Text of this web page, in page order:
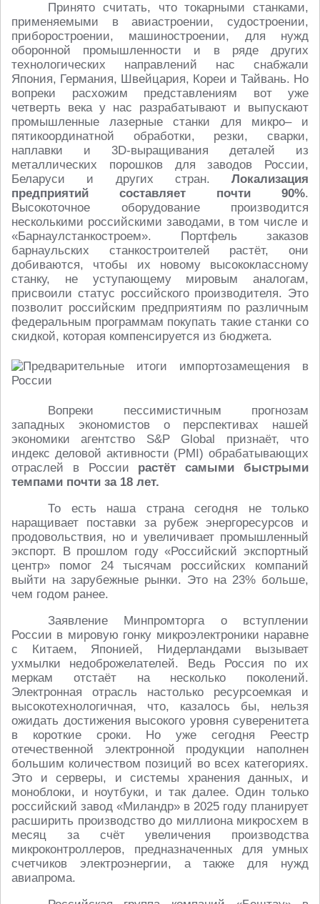
Принято считать, что токарными станками,
применяемыми в авиастроении, судостроении,
приборостроении, машиностроении, для нужд
оборонной промышленности и в ряде других
технологических направлений нас снабжали
Япония, Германия, Швейцария, Кореи и Тайвань. Но
вопреки расхожим представлениям вот уже
четверть века у нас разрабатывают и выпускают
промышленные лазерные станки для микро– и
пятикоординатной обработки, резки, сварки,
наплавки и 3D-выращивания деталей из
металлических порошков для заводов России,
Беларуси и других стран. Локализация
предприятий составляет почти 90%.
Высокоточное оборудование производится
несколькими российскими заводами, в том числе и
«Барнаулстанкостроем». Портфель заказов
барнаульских станкостроителей растёт, они
добиваются, чтобы их новому высококлассному
станку, не уступающему мировым аналогам,
присвоили статус российского производителя. Это
позволит российским предприятиям по различным
федеральным программам покупать такие станки со
скидкой, которая компенсируется из бюджета.
Вопреки пессимистичным прогнозам
западных экономистов о перспективах нашей
экономики агентство S&P Global признаёт, что
индекс деловой активности (PMI) обрабатывающих
отраслей в России растёт самыми быстрыми
темпами почти за 18 лет.
То есть наша страна сегодня не только
наращивает поставки за рубеж энергоресурсов и
продовольствия, но и увеличивает промышленный
экспорт. В прошлом году «Российский экспортный
центр» помог 24 тысячам российских компаний
выйти на зарубежные рынки. Это на 23% больше,
чем годом ранее.
Заявление Минпромторга о вступлении
России в мировую гонку микроэлектроники наравне
с Китаем, Японией, Нидерландами вызывает
ухмылки недоброжелателей. Ведь Россия по их
меркам отстаёт на несколько поколений.
Электронная отрасль настолько ресурсоемкая и
высокотехнологичная, что, казалось бы, нельзя
ожидать достижения высокого уровня суверенитета
в короткие сроки. Но уже сегодня Реестр
отечественной электронной продукции наполнен
большим количеством позиций во всех категориях.
Это и серверы, и системы хранения данных, и
моноблоки, и ноутбуки, и так далее. Один только
российский завод «Миландр» в 2025 году планирует
расширить производство до миллиона микросхем в
месяц за счёт увеличения производства
микроконтроллеров, предназначенных для умных
счетчиков электроэнергии, а также для нужд
авиапрома.